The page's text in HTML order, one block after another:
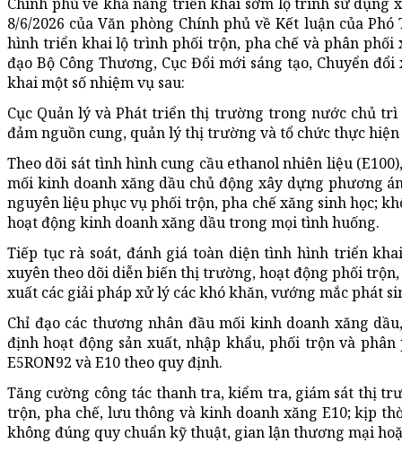
8/6/2026 của Văn phòng Chính phủ về Kết luận của
hình triển khai lộ trình phối trộn, pha chế và phân phối
đạo Bộ Công Thương, Cục Đổi mới sáng tạo, Chuyển
khai một số nhiệm vụ sau:
Cục Quản lý và Phát triển thị trường trong nước chủ
đảm nguồn cung, quản lý thị trường và tổ chức thực
Theo dõi sát tình hình cung cầu ethanol nhiên liệu
mối kinh doanh xăng dầu chủ động xây dựng phương
nguyên liệu phục vụ phối trộn, pha chế xăng sinh học;
hoạt động kinh doanh xăng dầu trong mọi tình huống.
Tiếp tục rà soát, đánh giá toàn diện tình hình triển
xuyên theo dõi diễn biến thị trường, hoạt động phối
xuất các giải pháp xử lý các khó khăn, vướng mắc phát
Chỉ đạo các thương nhân đầu mối kinh doanh xăng
định hoạt động sản xuất, nhập khẩu, phối trộn và
E5RON92 và E10 theo quy định.
Tăng cường công tác thanh tra, kiểm tra, giám sát thị
trộn, pha chế, lưu thông và kinh doanh xăng E10; kịp
không đúng quy chuẩn kỹ thuật, gian lận thương mại